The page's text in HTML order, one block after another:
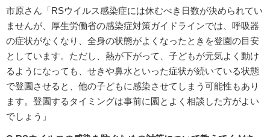
市原さん「RSウイルス感染症には休むべき日数が決められてい
ませんが、厚生労働省の感染症対策ガイドラインでは、呼吸器
の症状がなくなり、全身の状態がよくなったときを登園の目安
としています。ただし、熱が下がって、子どもが元気よく動け
るようになっても、せきや鼻水といった症状が続いている状態
で登園させると、他の子どもに感染させてしまう可能性もあり
ます。登園するタイミングは事前に園とよく相談した方がよい
でしょう」